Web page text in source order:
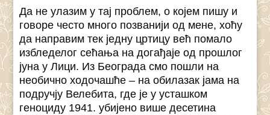
Да не улазим у тај проблем, о којем пишу и
говоре често много позванији од мене, хоћу
да направим тек једну цртицу већ помало
избледелог сећања на догађаје од прошлог
јуна у Лици. Из Београда смо пошли на
необично ходочашће – на обилазак јама на
подручју Велебита, где је у усташком
геноциду 1941. убијено више десетина